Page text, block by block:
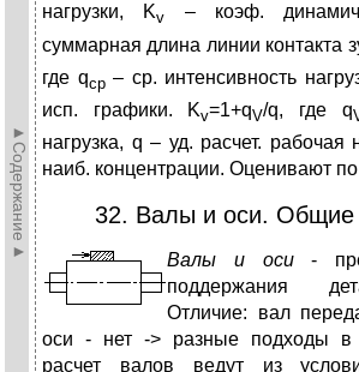
►Содержание►
нагрузки, Kv – коэф.
суммарная длина линии контакта
где qср– ср. интенсивность
исп. графики. Kv=1+qV/q, где q
нагрузка, q – уд. расчет. рабочая
наиб. концентрации. Оценивают
32. Валы и оси. Общие
Валы и оси-
поддержания
Отличие: вал
оси - нет -> разные подходы в
расчет валов ведут из